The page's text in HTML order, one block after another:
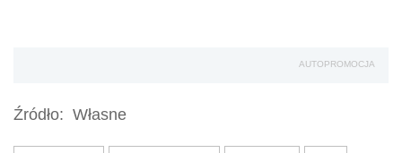
AUTOPROMOCJA
Źródło: Własne